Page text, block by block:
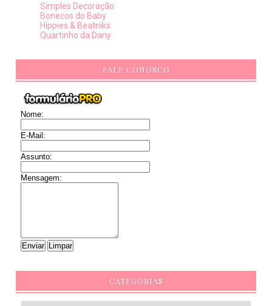
Simples Decoração
Bonecos do Baby
Hippies & Beatniks
Quartinho da Dany
FALE CONOSCO
Nome:
E-Mail:
Assunto:
Mensagem:
CATEGORIAS